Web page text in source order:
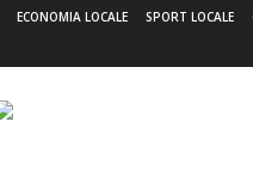
ECONOMIA LOCALE SPORT LOCALE